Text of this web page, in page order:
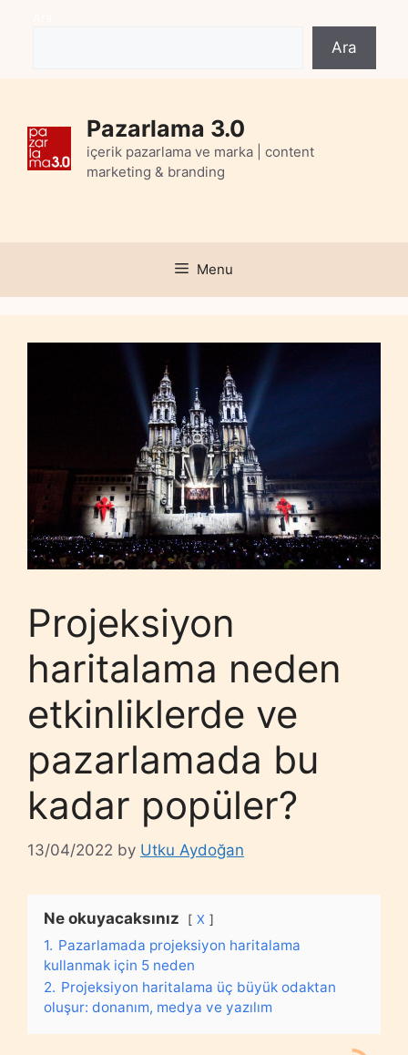
Ara
Pazarlama 3.0
içerik pazarlama ve marka | content
marketing & branding
Menu
Projeksiyon
haritalama neden
etkinliklerde ve
pazarlamada bu
kadar popüler?
13/04/2022 by Utku Aydoğan
Ne okuyacaksınız X
1. Pazarlamada projeksiyon haritalama
kullanmak için 5 neden
2. Projeksiyon haritalama üç büyük odaktan
oluşur: donanım, medya ve yazılım